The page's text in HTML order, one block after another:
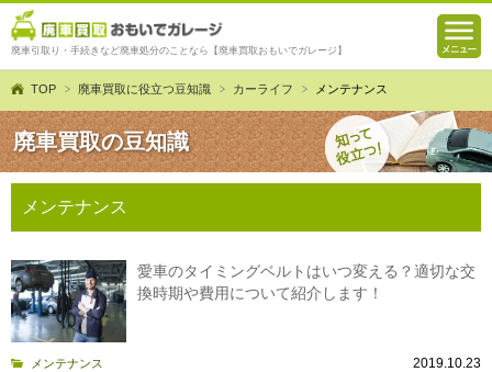
廃車引取り・手続きなど廃車処分のことなら【廃車買取おもいでガレージ】
TOP 廃車買取に役立つ豆知識 カーライフ メンテナンス
廃車買取の豆知識
メンテナンス
愛車のタイミングベルトはいつ変える？適切な交
換時期や費用について紹介します！
メンテナンス 2019.10.23